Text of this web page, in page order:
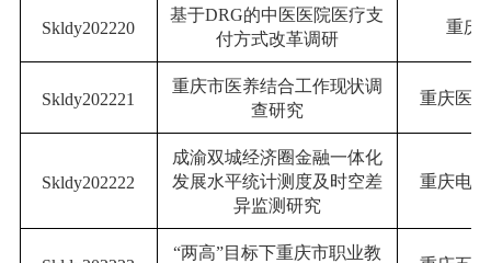
Skldy202220
基于DRG的中医医院医疗支
付方式改革调研
重庆
Skldy202221
重庆市医养结合工作现状调
查研究
重庆医
Skldy202222
成渝双城经济圈金融一体化
发展水平统计测度及时空差
异监测研究
重庆电
“两高”目标下重庆市职业教